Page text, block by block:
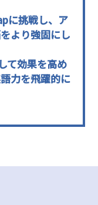
に挑戦し、ア
より強固にし
て効果を高め
力を飛躍的に